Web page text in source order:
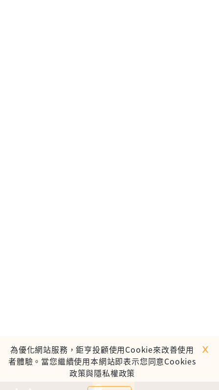
0
為優化網站服務，鉅亨投顧使用Cookie來改善使用
者體驗。當您繼續使用本網站即表示您同意Cookies
政策與隱私權政策
ｘ